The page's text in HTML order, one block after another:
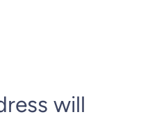
will